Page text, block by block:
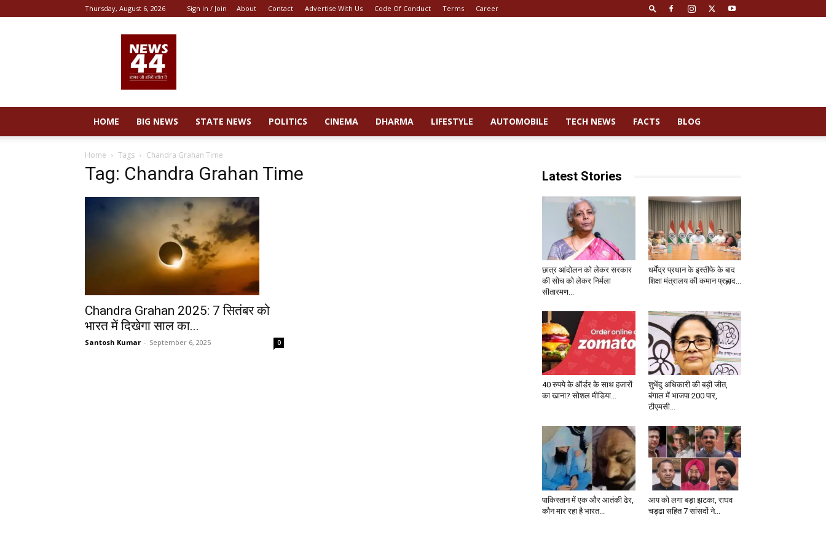
Thursday, August 6, 2026 Sign in / Join About Contact Advertise With Us Code Of Conduct Terms Career
44
HOME BIG NEWS STATE NEWS POLITICS CINEMA DHARMA LIFESTYLE AUTOMOBILE TECH NEWS FACTS BLOG
Home Tags Chandra Grahan Time
Tag: Chandra Grahan Time
Chandra Grahan 2025: 7 सितंबर को
भारत में दिखेगा साल का...
Santosh Kumar - September 6, 2025 0
Latest Stories
छात्र आंदोलन को लेकर सरकार
की सोच को लेकर निर्मला
सीतारमण...
धर्मेंद्र प्रधान के इस्तीफे के बाद
शिक्षा मंत्रालय की कमान प्रह्लाद...
40 रुपये के ऑर्डर के साथ हजारों
का खाना? सोशल मीडिया...
शुभेंदु अधिकारी की बड़ी जीत,
बंगाल में भाजपा 200 पार,
टीएमसी...
पाकिस्तान में एक और आतंकी ढेर,
कौन मार रहा है भारत...
आप को लगा बड़ा झटका, राघव
चड्ढा सहित 7 सांसदों ने...